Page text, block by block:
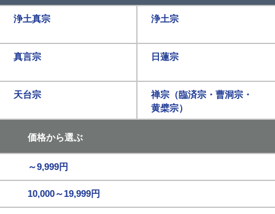
浄土真宗 浄土宗
真言宗 日蓮宗
天台宗
禅宗（臨済宗・曹洞宗・
黄檗宗）
価格から選ぶ
～9,999円
10,000～19,999円